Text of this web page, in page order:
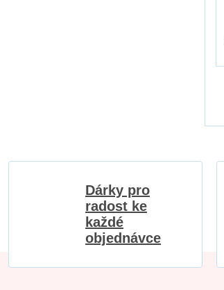
Dárky pro
radost ke
každé
objednávce